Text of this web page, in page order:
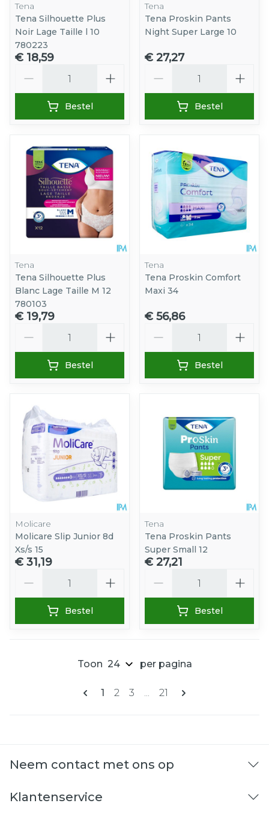
Tena
Tena Silhouette Plus
Noir Lage Taille l 10
780223
€ 18,59
Bestel
Tena
Tena Proskin Pants
Night Super Large 10
€ 27,27
Bestel
Tena
Tena Silhouette Plus
Blanc Lage Taille M 12
780103
€ 19,79
Bestel
Tena
Tena Proskin Comfort
Maxi 34
€ 56,86
Bestel
Molicare
Molicare Slip Junior 8d
Xs/s 15
€ 31,19
Bestel
Tena
Tena Proskin Pants
Super Small 12
€ 27,21
Bestel
Pagina's
U lees momenteel pagina
1 Pagina
2 Pagina
3 ... Pagina
21
Toon per pagina
Neem contact met ons op
Klantenservice